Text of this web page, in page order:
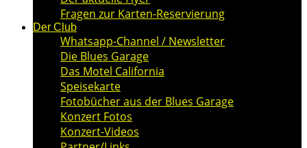
Fragen zur Karten-Reservierung
Der Club
Whatsapp-Channel / Newsletter
Die Blues Garage
Das Motel California
Speisekarte
Fotobücher aus der Blues Garage
Konzert Fotos
Konzert-Videos